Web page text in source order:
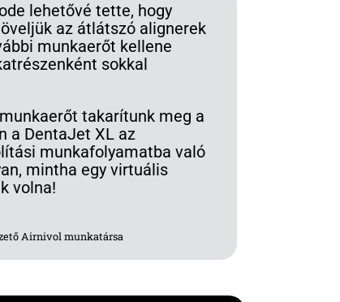
lehetővé tette, hogy
az átlátszó alignerek
munkaerőt kellene
sokkal
takarítunk meg a
a DentaJet XL az
munkafolyamatba való
mintha egy virtuális
volna!
Airnivol munkatársa